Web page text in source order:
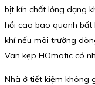
bịt kín chất lỏng dạng
hồi cao bao quanh bất
khí nếu môi trường
Van kẹp HOmatic có
Nhà ở tiết kiệm không